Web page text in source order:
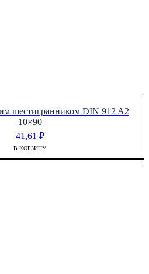
шестигранником DIN 912 A2
10×90
41,61 ₽
В КОРЗИНУ